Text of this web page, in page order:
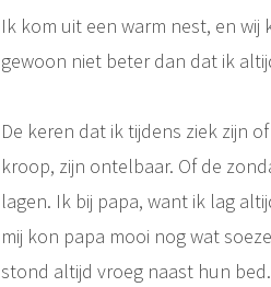
Ik kom uit een warm nest, en
gewoon niet beter dan dat ik
De keren dat ik tijdens ziek zijn
kroop, zijn ontelbaar. Of de
lagen. Ik bij papa, want ik lag
mij kon papa mooi nog wat
stond altijd vroeg naast hun